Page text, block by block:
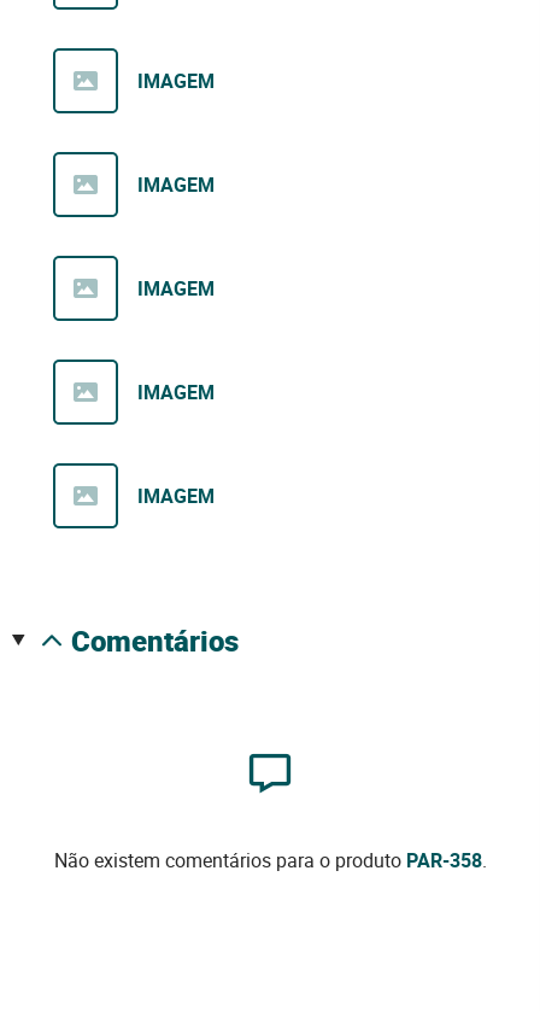
IMAGEM
IMAGEM
IMAGEM
IMAGEM
IMAGEM
comentários
Não existem comentários para o produto PAR-358.